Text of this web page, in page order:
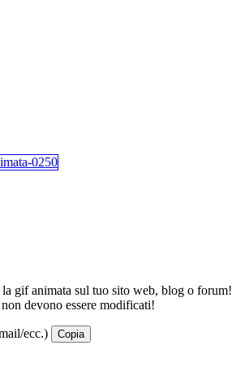
gif animata sul tuo sito web, blog o forum!
devono essere modificati!
ecc.) Copia